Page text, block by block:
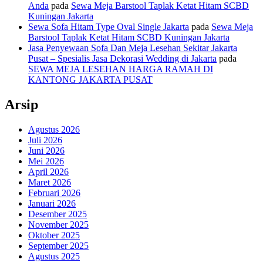
Anda pada Sewa Meja Barstool Taplak Ketat Hitam SCBD
Kuningan Jakarta
Sewa Sofa Hitam Type Oval Single Jakarta pada Sewa Meja
Barstool Taplak Ketat Hitam SCBD Kuningan Jakarta
Jasa Penyewaan Sofa Dan Meja Lesehan Sekitar Jakarta
Pusat – Spesialis Jasa Dekorasi Wedding di Jakarta pada
SEWA MEJA LESEHAN HARGA RAMAH DI
KANTONG JAKARTA PUSAT
Arsip
Agustus 2026
Juli 2026
Juni 2026
Mei 2026
April 2026
Maret 2026
Februari 2026
Januari 2026
Desember 2025
November 2025
Oktober 2025
September 2025
Agustus 2025